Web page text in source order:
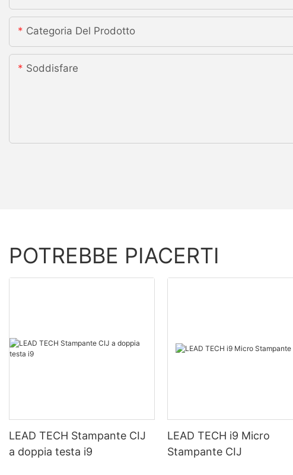
Categoria Del Prodotto
Soddisfare
POTREBBE PIACERTI
LEAD TECH Stampante CIJ
a doppia testa i9
LEAD TECH i9 Micro
Stampante CIJ